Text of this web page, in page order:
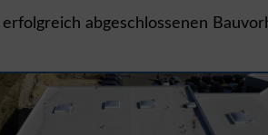
abgeschlossenen